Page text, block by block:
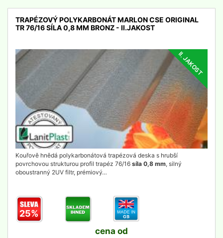
TRAPÉZOVÝ POLYKARBONÁT MARLON CSE ORIGINAL
TR 76/16 SÍLA 0,8 MM BRONZ - II.JAKOST
II. JAKOST
detail
Kouřově hnědá polykarbonátová trapézová deska s hrubší
povrchovou strukturou profil trapéz 76/16 síla 0,8 mm, silný
oboustranný 2UV filtr, prémiový…
25%
cena od